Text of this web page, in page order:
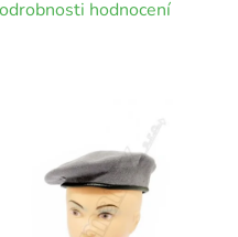
hodnocení